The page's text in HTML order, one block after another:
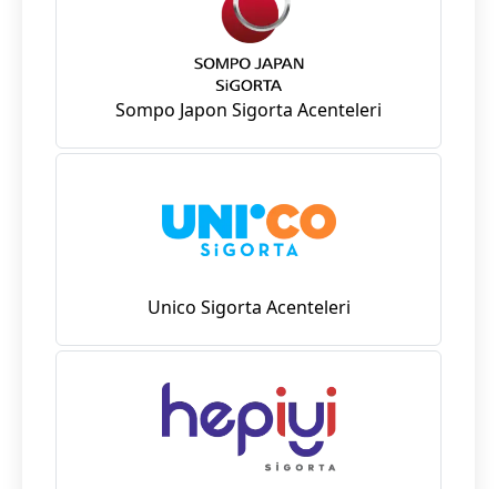
Sompo Japon Sigorta Acenteleri
Unico Sigorta Acenteleri